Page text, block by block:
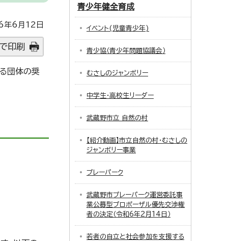
6月12日
印刷
団体の奨
青少年健全育成
イベント(児童青少年)
青少協（青少年問題協議会）
むさしのジャンボリー
中学生・高校生リーダー
武蔵野市立 自然の村
【紹介動画】市立自然の村・むさしの
ジャンボリー事業
プレーパーク
武蔵野市プレーパーク運営委託事
業公募型プロポーザル優先交渉権
者の決定（令和6年2月14日）
若者の自立と社会参加を支援する